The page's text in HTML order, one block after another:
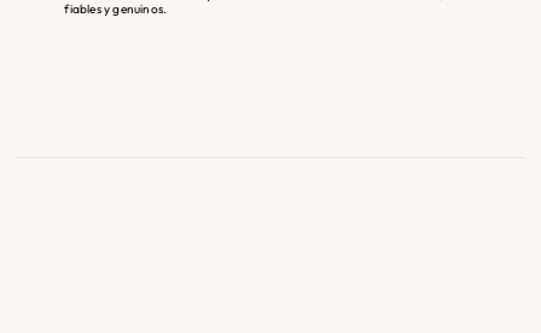
fiables y genuinos.